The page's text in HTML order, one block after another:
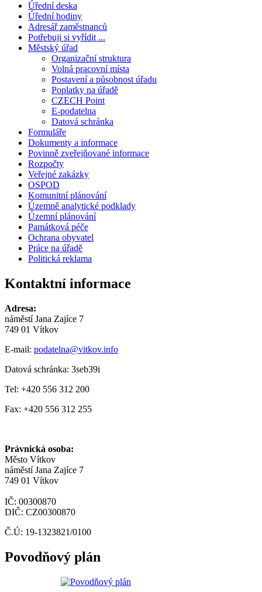
Úřední deska
Úřední hodiny
Adresář zaměstnanců
Potřebuji si vyřídit ...
Městský úřad
Organizační struktura
Volná pracovní místa
Postavení a působnost úřadu
Poplatky na úřadě
CZECH Point
E-podatelna
Datová schránka
Formuláře
Dokumenty a informace
Povinně zveřejňované informace
Rozpočty
Veřejné zakázky
OSPOD
Komunitní plánování
Územně analytické podklady
Územní plánování
Památková péče
Ochrana obyvatel
Práce na úřadě
Politická reklama
Kontaktní informace
Adresa:
náměstí Jana Zajíce 7
749 01 Vítkov
E-mail: podatelna@vitkov.info
Datová schránka: 3seb39i
Tel: +420 556 312 200
Fax: +420 556 312 255
Právnická osoba:
Město Vítkov
náměstí Jana Zajíce 7
749 01 Vítkov
IČ: 00300870
DIČ: CZ00300870
Č.Ú: 19-1323821/0100
Povodňový plán